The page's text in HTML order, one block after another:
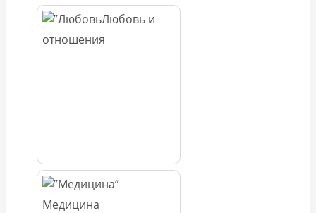
Любовь и
отношения
Медицина